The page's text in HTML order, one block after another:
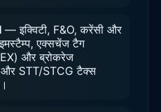
— इक्विटी, F&O, करेंसी और
एक्सचेंज टैग
और ब्रोकरेज
और STT/STCG टैक्स